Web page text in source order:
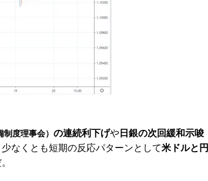
制度理事会） の連続利下げや 日銀の次回緩和示唆
なくとも短期の反応パターンとして米ドルと円